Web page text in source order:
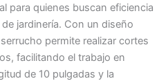
para quienes buscan eficiencia
jardinería. Con un diseño
permite realizar cortes
facilitando el trabajo en
de 10 pulgadas y la